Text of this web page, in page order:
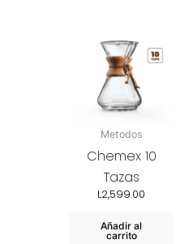
Metodos
Chemex 10
Tazas
L2,599.00
Añadir al
carrito